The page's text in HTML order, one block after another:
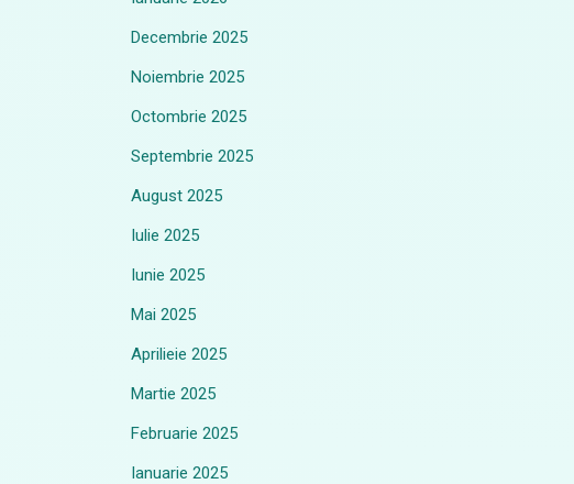
Decembrie 2025
Noiembrie 2025
Octombrie 2025
Septembrie 2025
August 2025
Iulie 2025
Iunie 2025
Mai 2025
Aprilieie 2025
Martie 2025
Februarie 2025
Ianuarie 2025